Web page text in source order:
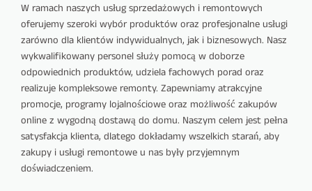
W ramach naszych usług sprzedażowych i remontowych
oferujemy szeroki wybór produktów oraz profesjonalne usługi
zarówno dla klientów indywidualnych, jak i biznesowych. Nasz
wykwalifikowany personel służy pomocą w doborze
odpowiednich produktów, udziela fachowych porad oraz
realizuje kompleksowe remonty. Zapewniamy atrakcyjne
promocje, programy lojalnościowe oraz możliwość zakupów
online z wygodną dostawą do domu. Naszym celem jest pełna
satysfakcja klienta, dlatego dokładamy wszelkich starań, aby
zakupy i usługi remontowe u nas były przyjemnym
doświadczeniem.